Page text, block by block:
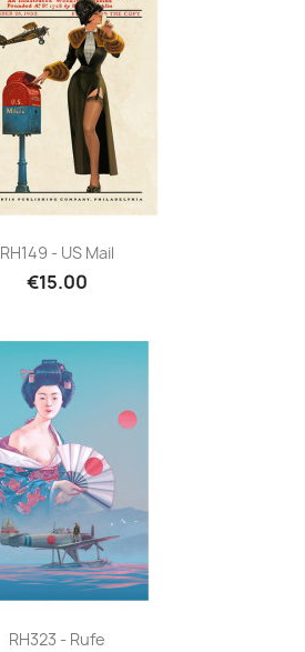
RH149 - US Mail
€15.00
RH323 - Rufe